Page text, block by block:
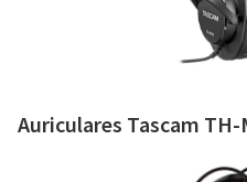
Auriculares Tascam TH-